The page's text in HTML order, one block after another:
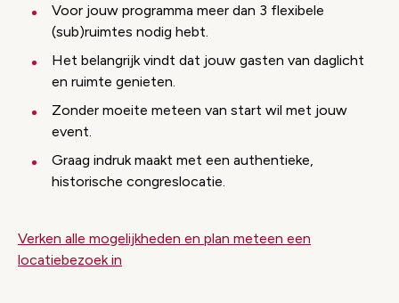
Voor jouw programma meer dan 3 flexibele
(sub)ruimtes nodig hebt.
Het belangrijk vindt dat jouw gasten van daglicht
en ruimte genieten.
Zonder moeite meteen van start wil met jouw
event.
Graag indruk maakt met een authentieke,
historische congreslocatie.
Verken alle mogelijkheden en plan meteen een
locatiebezoek in